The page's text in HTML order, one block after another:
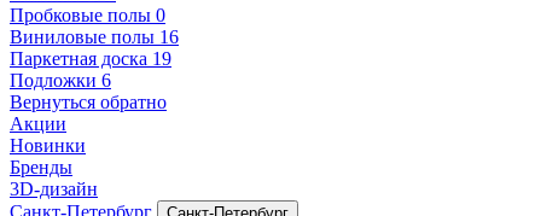
Пробковые полы 0
Виниловые полы 16
Паркетная доска 19
Подложки 6
Вернуться обратно
Акции
Новинки
Бренды
3D-дизайн
Санкт-Петербург